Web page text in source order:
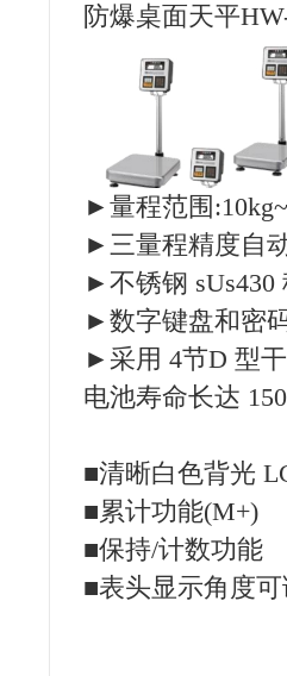
防爆桌面天平
►量程范围
►三量程精度自
►不锈钢 sUs430
►数字键盘和密
►采用 4节D 型
电池寿命长达
■清晰白色背光
■累计功能(M+)
■保持/计数功能
■表头显示角度